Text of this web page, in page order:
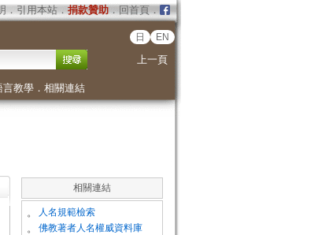
． 引用本站． 捐款贊助．回首頁．
日 EN
上一頁
言教學． 相關連結
相關連結
。 人名規範檢索
。 佛教著者人名權威資料庫